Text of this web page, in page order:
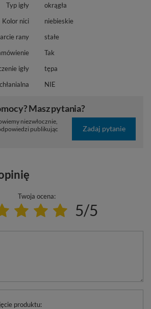
Typ igły
okrągła
Kolor nici
niebieskie
rany
stałe
Tak
igły
tępa
NIE
Masz pytania?
niezwłocznie,
publikując
Zadaj pytanie
Twoja ocena:
5/5
produktu: